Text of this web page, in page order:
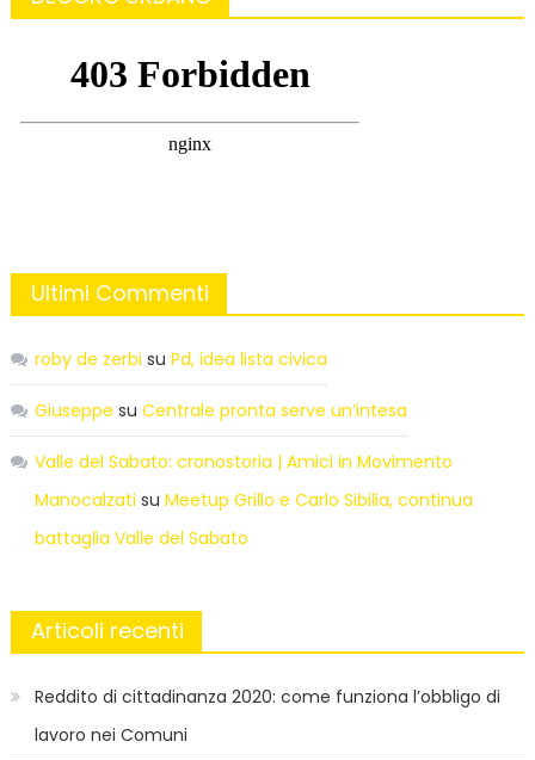
Ultimi Commenti
roby de zerbi su Pd, idea lista civica
Giuseppe su Centrale pronta serve un’intesa
Valle del Sabato: cronostoria | Amici in Movimento
Manocalzati su Meetup Grillo e Carlo Sibilia, continua
battaglia Valle del Sabato
Articoli recenti
Reddito di cittadinanza 2020: come funziona l’obbligo di
lavoro nei Comuni